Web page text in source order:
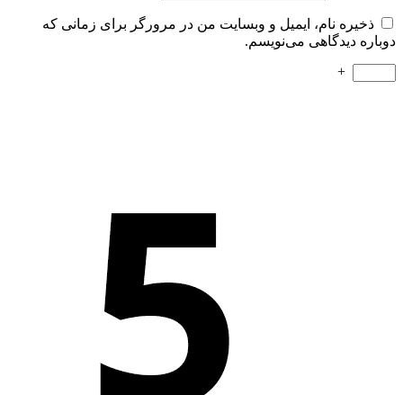
ذخیره نام، ایمیل و وبسایت من در مرورگر برای زمانی که
دوباره دیدگاهی می‌نویسم.
+